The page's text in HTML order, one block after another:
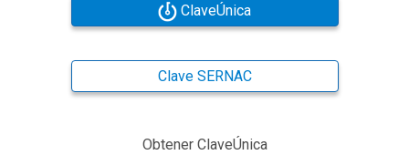
ClaveÚnica
Clave SERNAC
Obtener ClaveÚnica